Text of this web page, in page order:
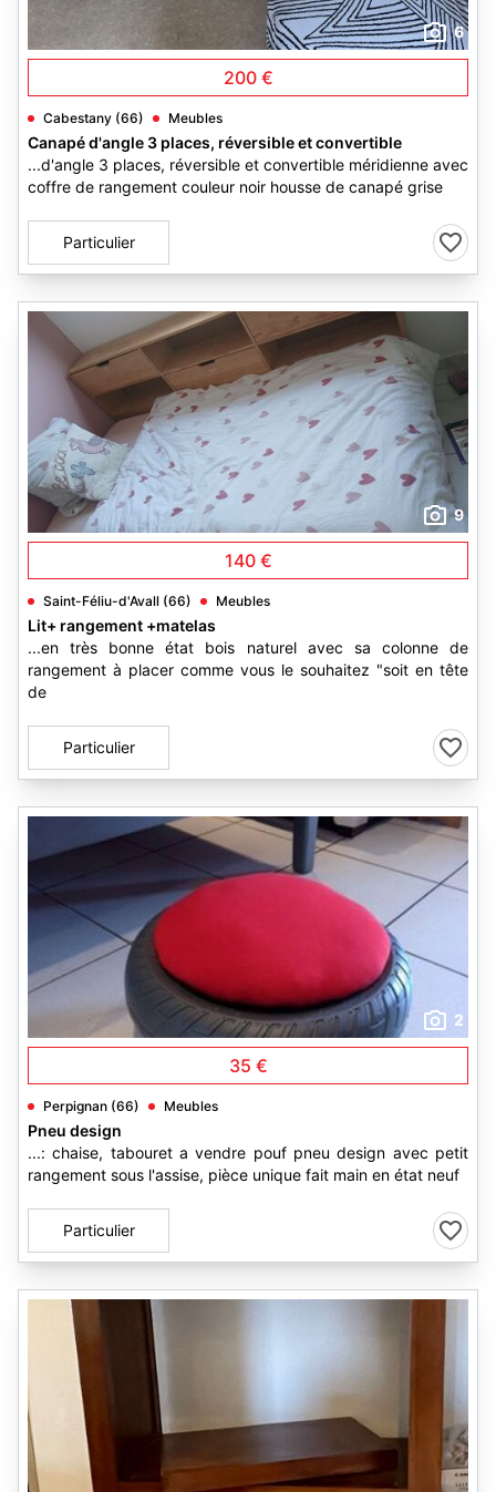
6
200 €
Cabestany (66) Meubles
Canapé d'angle 3 places, réversible et convertible
...d'angle 3 places, réversible et convertible méridienne avec
coffre de rangement couleur noir housse de canapé grise
Particulier
9
140 €
Saint-Féliu-d'Avall (66) Meubles
Lit+ rangement +matelas
...en très bonne état bois naturel avec sa colonne de
rangement à placer comme vous le souhaitez "soit en tête
de
Particulier
2
35 €
Perpignan (66) Meubles
Pneu design
...: chaise, tabouret a vendre pouf pneu design avec petit
rangement sous l'assise, pièce unique fait main en état neuf
Particulier